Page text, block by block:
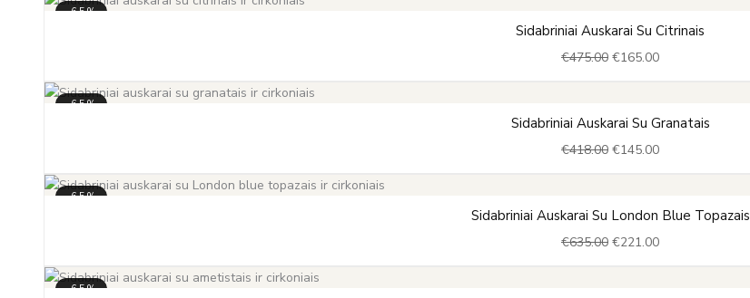
-65%
Sidabriniai Auskarai Su Citrinais
€475.00
price
was:
€165.00
price
is:
-65%
Sidabriniai Auskarai Su Granatais
€418.00
price
was:
€145.00
price
is:
-65%
Sidabriniai Auskarai Su London Blue Topazais
€635.00
price
was:
€221.00
price
is:
-65%